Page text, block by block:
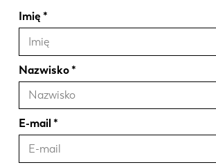
Imię
Nazwisko
E-mail